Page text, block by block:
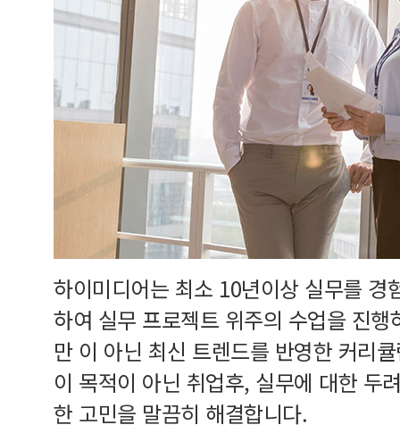
하이미디어는 최소 10년이상 실무를 경
하여 실무 프로젝트 위주의 수업을 진
만 이 아닌 최신 트렌드를 반영한 커리
이 목적이 아닌 취업후, 실무에 대한 두
한 고민을 말끔히 해결합니다.